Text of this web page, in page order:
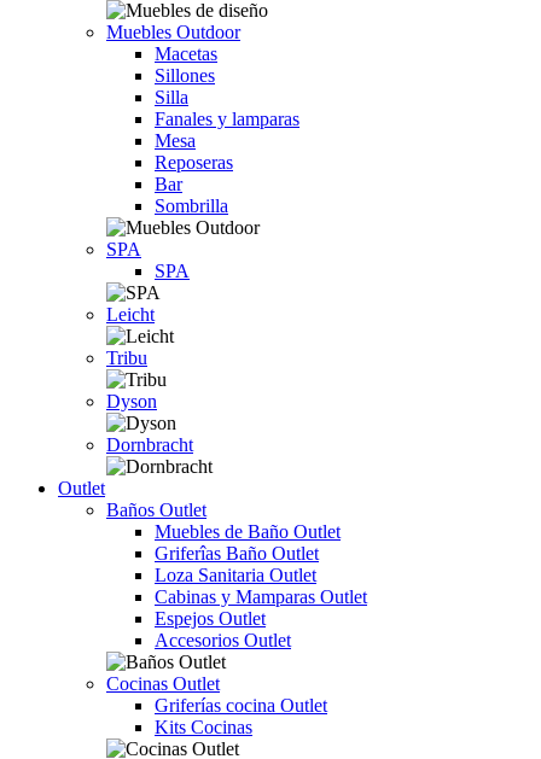
Muebles Outdoor
Macetas
Sillones
Silla
Fanales y lamparas
Mesa
Reposeras
Bar
Sombrilla
SPA
SPA
Leicht
Tribu
Dyson
Dornbracht
Outlet
Baños Outlet
Muebles de Baño Outlet
Griferîas Baño Outlet
Loza Sanitaria Outlet
Cabinas y Mamparas Outlet
Espejos Outlet
Accesorios Outlet
Cocinas Outlet
Griferías cocina Outlet
Kits Cocinas